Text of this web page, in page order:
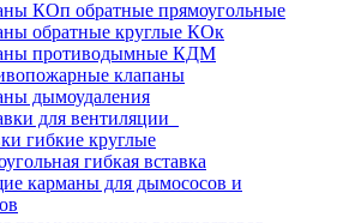
КОп обратные прямоугольные
обратные круглые КОк
противодымные КДМ
клапаны
дымоудаления
для вентиляции
гибкие круглые
гибкая вставка
карманы для дымососов и